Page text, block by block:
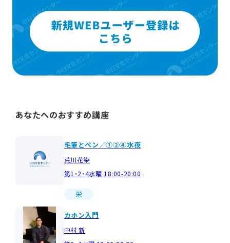
あなたへのおすすめ講座
毛筆とペン／①②④水夜
荒川花染
第1・2・4水曜 18:00-20:00
栄
カホン入門
中村 新